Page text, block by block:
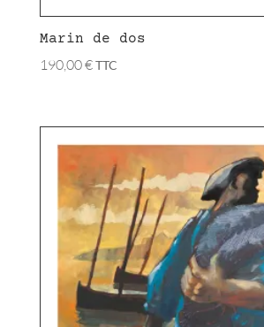
Marin de dos
190,00€TTC